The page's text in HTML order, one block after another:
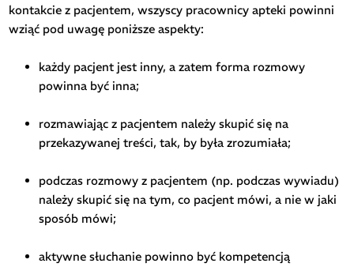
kontakcie z pacjentem, wszyscy pracownicy apteki powinni
wziąć pod uwagę poniższe aspekty:
każdy pacjent jest inny, a zatem forma rozmowy
powinna być inna;
rozmawiając z pacjentem należy skupić się na
przekazywanej treści, tak, by była zrozumiała;
podczas rozmowy z pacjentem (np. podczas wywiadu)
należy skupić się na tym, co pacjent mówi, a nie w jaki
sposób mówi;
aktywne słuchanie powinno być kompetencją